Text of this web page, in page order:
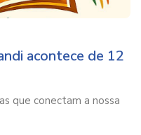
acontece de 12
que conectam a nossa